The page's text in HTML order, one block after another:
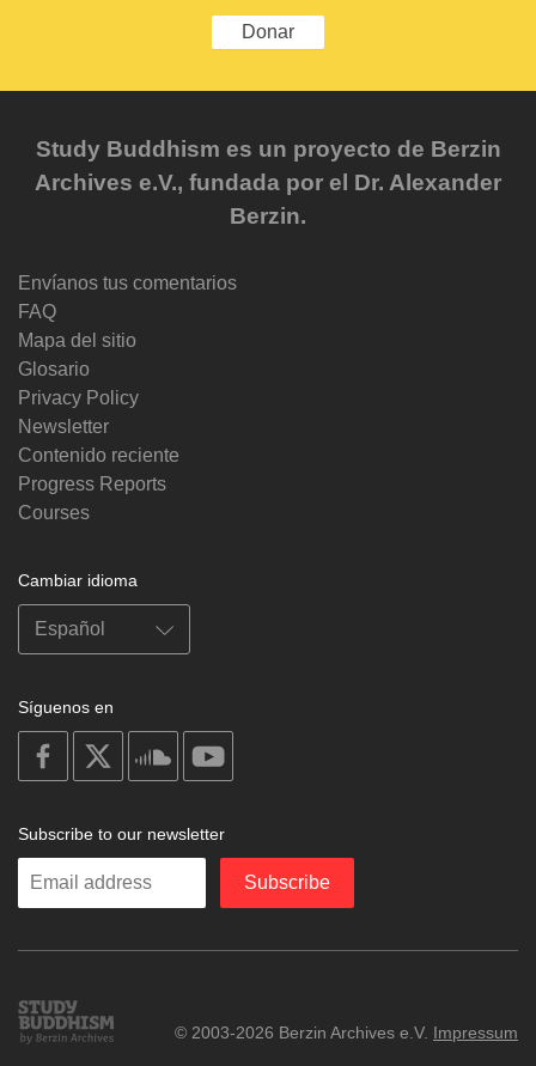
Donar
Study Buddhism es un proyecto de Berzin
Archives e.V., fundada por el Dr. Alexander
Berzin.
Envíanos tus comentarios
FAQ
Mapa del sitio
Glosario
Privacy Policy
Newsletter
Contenido reciente
Progress Reports
Courses
Cambiar idioma
Síguenos en
on
facebook
soundcloud
Subscribe to our newsletter
Enter
Subscribe
Study
Buddhism
© 2003-2026 Berzin Archives e.V. Impressum